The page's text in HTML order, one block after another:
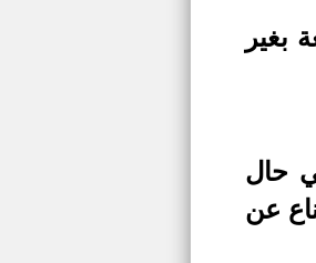
بغير
حال
عن